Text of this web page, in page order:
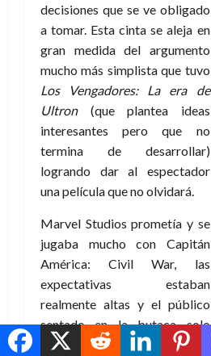
decisiones que se ve obligado
a tomar. Esta cinta se aleja en
gran medida del argumento
mucho más simplista que tuvo
Los Vengadores: La era de
Ultron(que plantea ideas
interesantes pero que no
termina de desarrollar)
logrando dar al espectador
una película que no olvidará.
Marvel Studios prometía y se
jugaba mucho con Capitán
América: Civil War, las
expectativas estaban
realmente altas y el público
sentado en la butaca solo
espera una cosa, que se